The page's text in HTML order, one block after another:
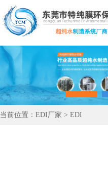
当前位置： EDI厂家 > EDI